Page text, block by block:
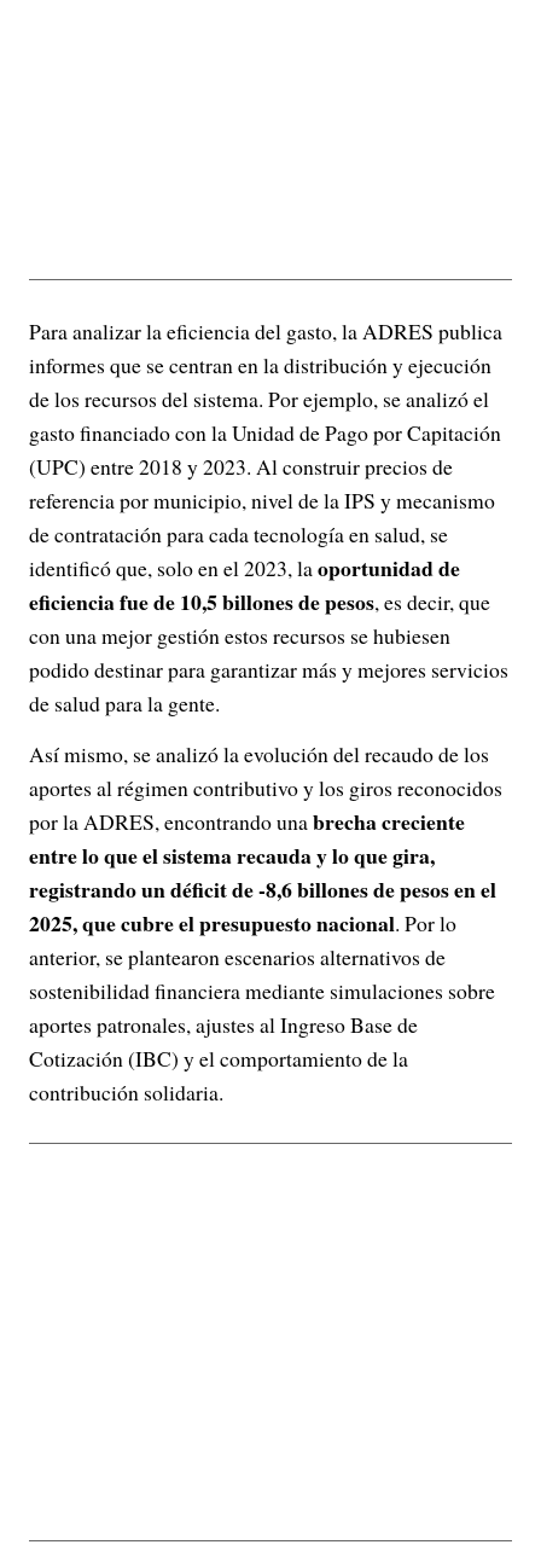
Para analizar la eficiencia del gasto, la ADRES publica
informes que se centran en la distribución y ejecución
de los recursos del sistema. Por ejemplo, se analizó el
gasto financiado con la Unidad de Pago por Capitación
(UPC) entre 2018 y 2023. Al construir precios de
referencia por municipio, nivel de la IPS y mecanismo
de contratación para cada tecnología en salud, se
identificó que, solo en el 2023, laoportunidad de
eficiencia fue de 10,5 billones de pesos, es decir, que
con una mejor gestión estos recursos se hubiesen
podido destinar para garantizar más y mejores servicios
de salud para la gente.
Así mismo, se analizó la evolución del recaudo de los
aportes al régimen contributivo y los giros reconocidos
por la ADRES, encontrando unabrecha creciente
entre lo que el sistema recauda y lo que gira,
registrando un déficit de -8,6 billones de pesos en el
2025, que cubre el presupuesto nacional. Por lo
anterior, se plantearon escenarios alternativos de
sostenibilidad financiera mediante simulaciones sobre
aportes patronales, ajustes al Ingreso Base de
Cotización (IBC) y el comportamiento de la
contribución solidaria.